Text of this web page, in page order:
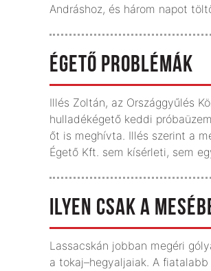
Andráshoz, és három napot
ÉGETŐ PROBLÉMÁK
Illés Zoltán, az Országgyűlés
hulladékégető keddi
őt is meghívta. Illés szerint a
Égető Kft. sem kísérleti, sem
ILYEN CSAK A
Lassacskán jobban megéri
a tokaj–hegyaljaiak. A